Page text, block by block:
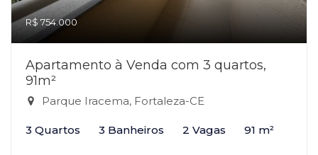
R$ 754.000
Apartamento à Venda com 3 quartos,
91m²
Parque Iracema, Fortaleza-CE
3 Quartos 3 Banheiros 2 Vagas 91 m²